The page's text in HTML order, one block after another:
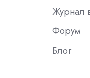
Журнал
Форум
Блог